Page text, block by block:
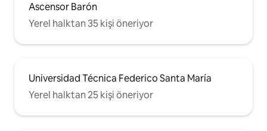
Ascensor Barón
Yerel halktan 35 kişi öneriyor
Universidad Técnica Federico Santa María
Yerel halktan 25 kişi öneriyor